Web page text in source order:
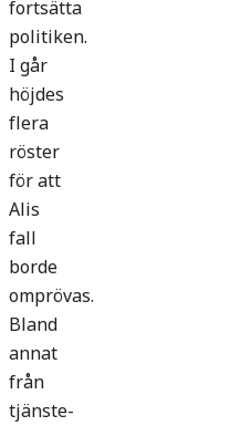
fortsätta
politiken.
I går
höjdes
flera
röster
för att
Alis
fall
borde
omprövas.
Bland
annat
från
tjänste­